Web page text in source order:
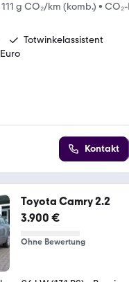
111 g CO₂/km (komb.) •
Totwinkelassistent
Kontakt
Toyota Camry 2.2
3.900 €
Ohne Bewertung